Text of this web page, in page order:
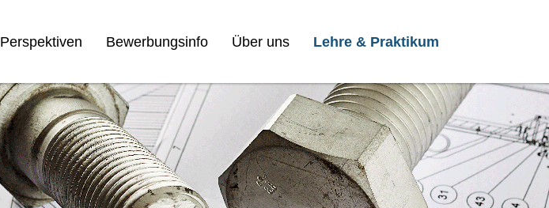
Perspektiven Bewerbungsinfo Über uns Lehre & Praktikum